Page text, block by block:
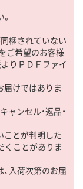
梱されていない
ご希望のお客様
りＰＤＦファイ
届けではありま
ャンセル・返品・
ことが判明した
くことがありま
入荷次第のお届